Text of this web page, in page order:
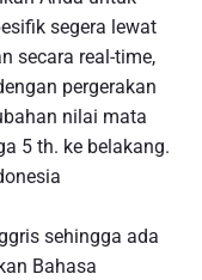
segera lewat
secara real-time,
pergerakan
nilai mata
5 th. ke belakang.
sehingga ada
Bahasa